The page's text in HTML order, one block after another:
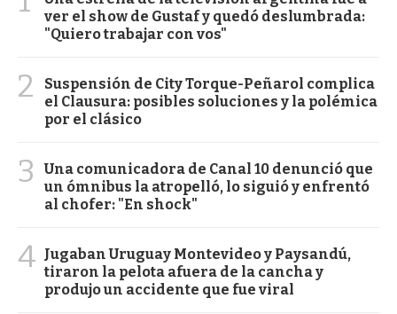
ver el show de Gustaf y quedó deslumbrada:
"Quiero trabajar con vos"
2
Suspensión de City Torque-Peñarol complica
el Clausura: posibles soluciones y la polémica
por el clásico
3
Una comunicadora de Canal 10 denunció que
un ómnibus la atropelló, lo siguió y enfrentó
al chofer: "En shock"
4 Jugaban Uruguay Montevideo y Paysandú,
tiraron la pelota afuera de la cancha y
produjo un accidente que fue viral